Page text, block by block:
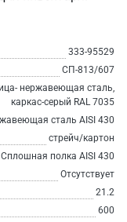
333-95529
СП-813/607
нержавеющая сталь,
каркас-серый RAL 7035
сталь AISI 430
стрейч/картон
Сплошная полка AISI 430
Отсутствует
21.2
600